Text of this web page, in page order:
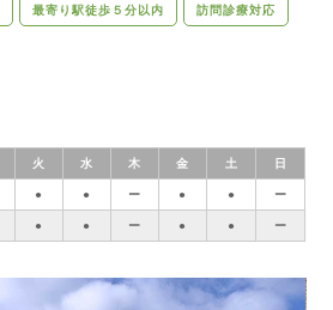
最寄り駅徒歩５分以内 訪問診療対応
火 水 木 金 土
日
● ● ー ● ●
ー
● ● ー ● ● ー